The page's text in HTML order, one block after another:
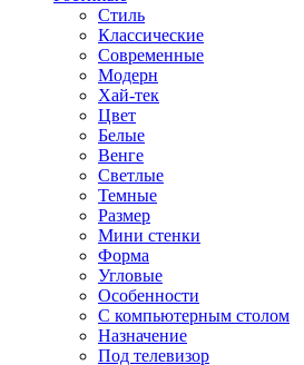
Стиль
Классические
Современные
Модерн
Хай-тек
Цвет
Белые
Венге
Светлые
Темные
Размер
Мини стенки
Форма
Угловые
Особенности
С компьютерным столом
Назначение
Под телевизор